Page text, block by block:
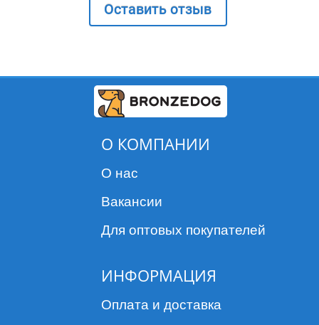
Оставить отзыв
О КОМПАНИИ
О нас
Вакансии
Для оптовых покупателей
ИНФОРМАЦИЯ
Оплата и доставка